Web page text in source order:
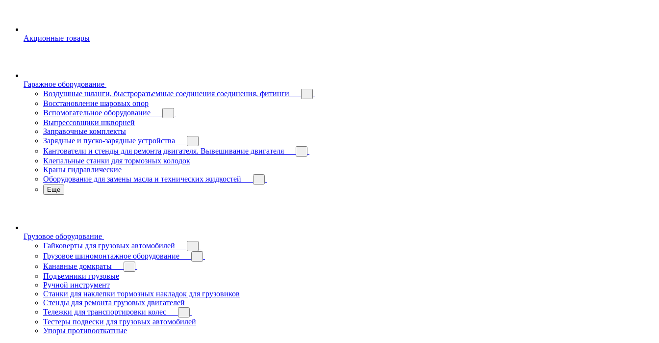
Акционные товары
Гаражное оборудование
Воздушные шланги, быстроразъемные соединения соединения, фитинги
Восстановление шаровых опор
Вспомогательное оборудование
Выпрессовщики шкворней
Заправочные комплекты
Зарядные и пуско-зарядные устройства
Кантователи и стенды для ремонта двигателя. Вывешивание двигателя
Клепальные станки для тормозных колодок
Краны гидравлические
Оборудование для замены масла и технических жидкостей
Еще
Грузовое оборудование
Гайковерты для грузовых автомобилей
Грузовое шиномонтажное оборудование
Канавные домкраты
Подъемники грузовые
Ручной инструмент
Станки для наклепки тормозных накладок для грузовиков
Стенды для ремонта грузовых двигателей
Тележки для транспортировки колес
Тестеры подвески для грузовых автомобилей
Упоры противооткатные